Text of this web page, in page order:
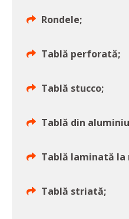
Rondele;
Tablă perforată;
Tablă stucco;
Tablă din
Tablă laminată la
Tablă striată;